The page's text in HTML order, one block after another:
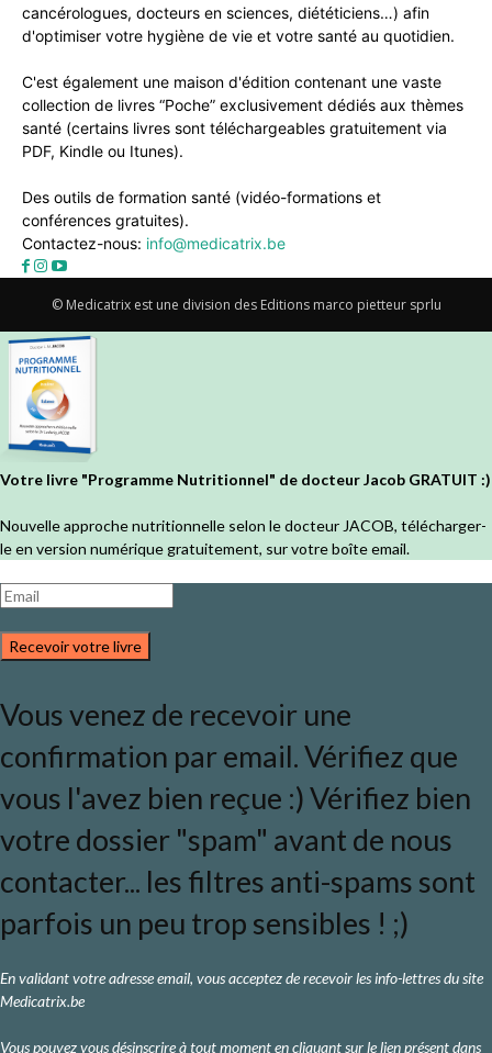
cancérologues, docteurs en sciences, diététiciens…) afin
d'optimiser votre hygiène de vie et votre santé au quotidien.
C'est également une maison d'édition contenant une vaste
collection de livres “Poche” exclusivement dédiés aux thèmes
santé (certains livres sont téléchargeables gratuitement via
PDF, Kindle ou Itunes).
Des outils de formation santé (vidéo-formations et
conférences gratuites).
Contactez-nous: info@medicatrix.be
© Medicatrix est une division des Editions marco pietteur sprlu
Votre livre "Programme Nutritionnel" de docteur Jacob GRATUIT :)
Nouvelle approche nutritionnelle selon le docteur JACOB, télécharger-
le en version numérique gratuitement, sur votre boîte email.
Recevoir votre livre
Vous venez de recevoir une
confirmation par email. Vérifiez que
vous l'avez bien reçue :) Vérifiez bien
votre dossier "spam" avant de nous
contacter... les filtres anti-spams sont
parfois un peu trop sensibles ! ;)
En validant votre adresse email, vous acceptez de recevoir les info-lettres du site
Medicatrix.be
Vous pouvez vous désinscrire à tout moment en cliquant sur le lien présent dans